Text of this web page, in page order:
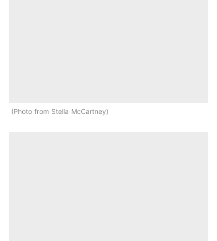
Photo from Stella McCartney